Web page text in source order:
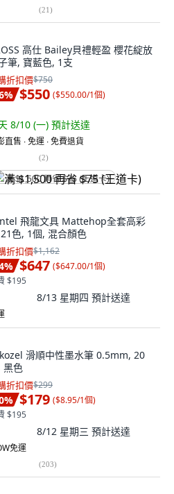
(21)
高仕 Bailey貝禮輕盈 櫻花綻放
筆, 寶藍色, 1支
折扣價$750
% $550 ($550.00/1個)
8/10 (一) 預計送達
直售 ∙ 免運 ∙ 免費退貨
(2)
满 $1,500 再省 $75 (王道卡)
飛龍文具 Mattehop全套高彩
色, 1個, 混合顏色
折扣價$1,162
% $647 ($647.00/1個)
$195
8/13 星期四 預計送達
滑順中性墨水筆 0.5mm, 20
黑色
折扣價$299
% $179 ($8.95/1個)
$195
8/12 星期三 預計送達
免運
(203)